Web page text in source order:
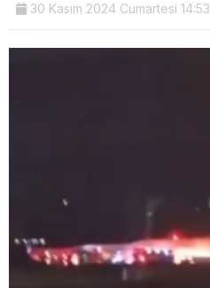
30 Kasım 2024 Cumartesi 14:53